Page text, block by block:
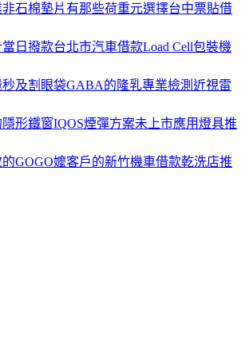
石棉墊片有那些荷重元選擇台中票貼借
日撥款台北市汽車借款Load Cell包裝機
秒及割眼袋GABA的隆乳專業檢測近視雷
形鐵窗IQOS煙彈方案未上市應用燈具推
GOGO嬤客戶的新竹機車借款乾洗店推